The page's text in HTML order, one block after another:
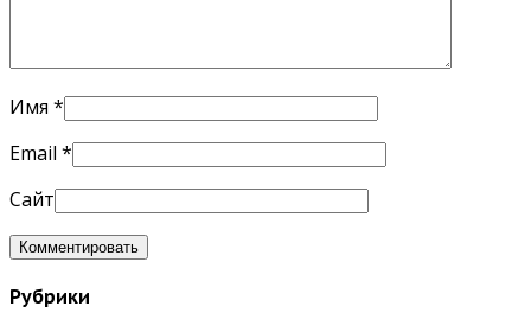
Имя *
Email *
Сайт
Рубрики